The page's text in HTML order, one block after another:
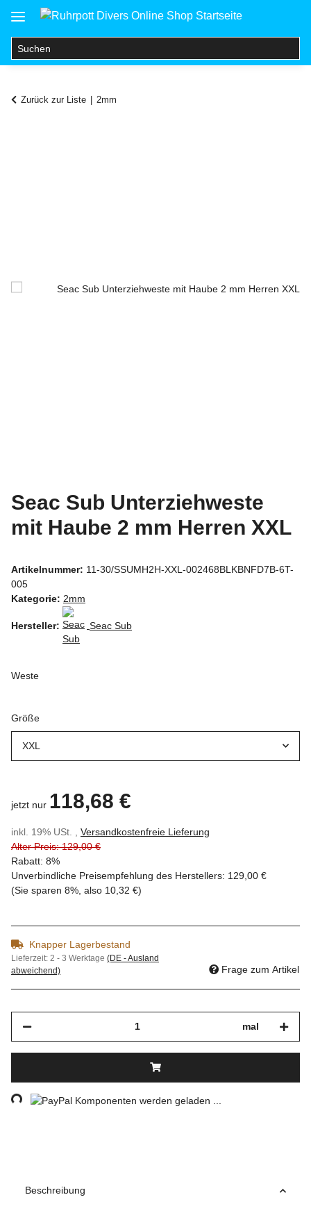
Zurück zur Liste 2mm
Seac Sub Unterziehweste
mit Haube 2 mm Herren XXL
Artikelnummer: 11-30/SSUMH2H-XXL-002468BLKBNFD7B-6T-
005
Kategorie: 2mm
Hersteller: Seac Sub
Weste
Größe
XXL
jetzt nur 118,68 €
inkl. 19% USt. , Versandkostenfreie Lieferung
Alter Preis: 129,00 €
Rabatt: 8%
Unverbindliche Preisempfehlung des Herstellers: 129,00 €
(Sie sparen 8% , also 10,32 €)
Knapper Lagerbestand
Lieferzeit: 2 - 3 Werktage (DE - Ausland
abweichend)
Frage zum Artikel
mal
Komponenten werden geladen ...
Beschreibung